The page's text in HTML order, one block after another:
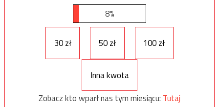
8%
30 zł 50 zł 100 zł
Inna kwota
Zobacz kto wparł nas tym miesiącu: Tutaj